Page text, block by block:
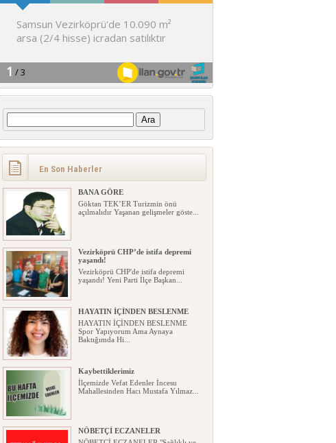
Arama:
En Son Haberler
BANA GÖRE
Göktan TEK’ER Turizmin önü
açılmalıdır Yaşanan gelişmeler göste...
Vezirköprü CHP’de istifa depremi
yaşandı!
Vezirköprü CHP'de istifa depremi
yaşandı! Yeni Parti İlçe Başkan...
HAYATIN İÇİNDEN BESLENME
HAYATIN İÇİNDEN BESLENME
Spor Yapıyorum Ama Aynaya
Baktığımda Hi...
Kaybettiklerimiz
İlçemizde Vefat Edenler İncesu
Mahallesinden Hacı Mustafa Yılmaz...
NÖBETÇİ ECZANELER